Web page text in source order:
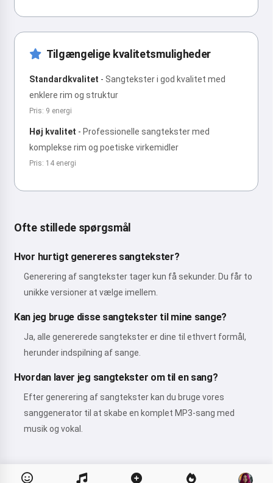
Tilgængelige kvalitetsmuligheder
Standardkvalitet - Sangtekster i god kvalitet med
enklere rim og struktur
Pris: 9 energi
Høj kvalitet - Professionelle sangtekster med
komplekse rim og poetiske virkemidler
Pris: 14 energi
Ofte stillede spørgsmål
Hvor hurtigt genereres sangtekster?
Generering af sangtekster tager kun få sekunder. Du får to
unikke versioner at vælge imellem.
Kan jeg bruge disse sangtekster til mine sange?
Ja, alle genererede sangtekster er dine til ethvert formål,
herunder indspilning af sange.
Hvordan laver jeg sangtekster om til en sang?
Efter generering af sangtekster kan du bruge vores
sanggenerator til at skabe en komplet MP3-sang med
musik og vokal.